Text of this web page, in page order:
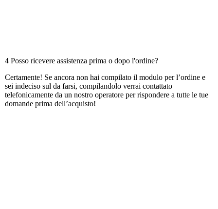
4 Posso ricevere assistenza prima o dopo l'ordine?
Certamente! Se ancora non hai compilato il modulo per l’ordine e
sei indeciso sul da farsi, compilandolo verrai contattato
telefonicamente da un nostro operatore per rispondere a tutte le tue
domande prima dell’acquisto!